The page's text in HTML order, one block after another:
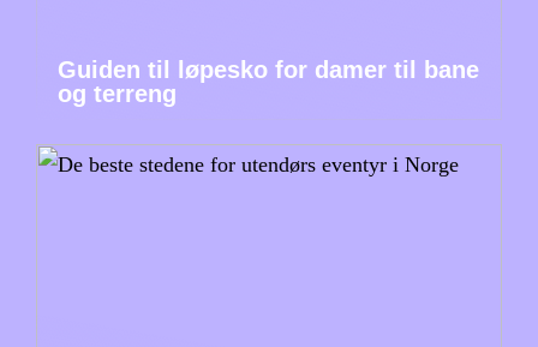
Guiden til løpesko for damer til bane
og terreng